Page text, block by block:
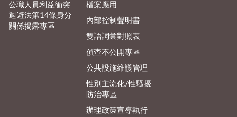
公職人員利益衝突
迴避法第14條身分
關係揭露專區
檔案應用
內部控制聲明書
雙語詞彙對照表
偵查不公開專區
公共設施維護管理
性別主流化/性騷擾
防治專區
辦理政策宣導執行